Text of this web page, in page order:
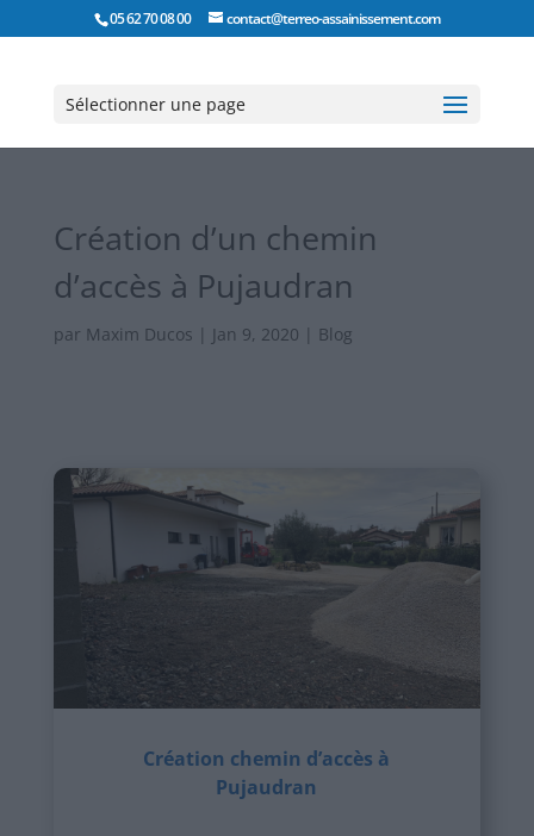
05 62 70 08 00 contact@terreo-assainissement.com
Sélectionner une page
Création d’un chemin
d’accès à Pujaudran
par Maxim Ducos | Jan 9, 2020 | Blog
Création chemin d’accès à
Pujaudran